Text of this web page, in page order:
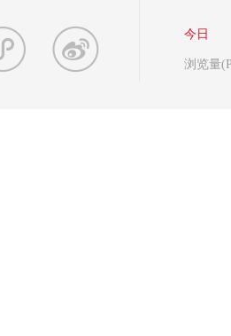
今日
浏览量